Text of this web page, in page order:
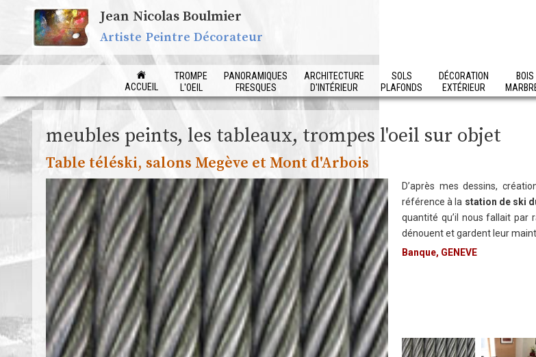
Jean Nicolas Boulmier
Artiste Peintre Décorateur
ACCUEIL
TROMPE
L'OEIL
PANORAMIQUES
FRESQUES
ARCHITECTURE
D'INTÉRIEUR
SOLS
PLAFONDS
DÉCORATION
EXTÉRIEUR
BOIS
meubles peints, les tableaux, trompes l'oeil sur objet
Table téléski, salons Megève et Mont d'Arbois
D’après mes dessins,
référence à la station de ski
quantité qu’il nous fallait par
dénouent et gardent leur
Banque, GENEVE